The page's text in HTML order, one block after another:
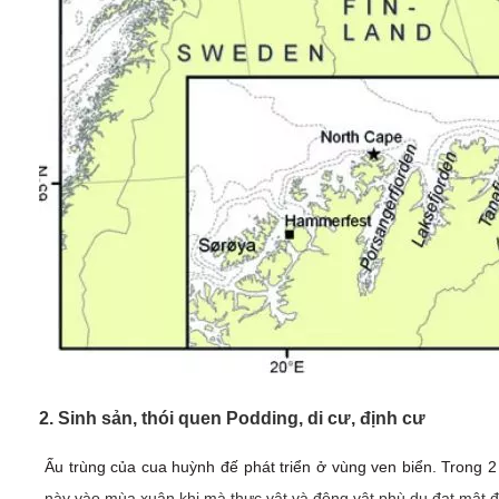
2. Sinh sản, thói quen Podding, di cư, định cư
Ấu trùng của cua huỳnh đế phát triển ở vùng ven biển. Trong